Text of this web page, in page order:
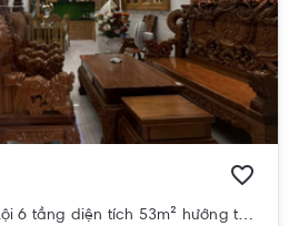
Nhà phố Đường Bến Lội 6 tầng diện tích 53m² hướng tây bắc pháp lý sổ hồng